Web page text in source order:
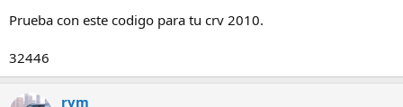
Prueba con este codigo para tu crv 2010.
32446
rvm